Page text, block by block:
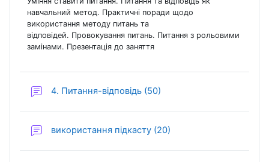
навчальний метод. Практичні поради щодо
використання методу питань та
відповідей. Провокування питань. Питання з рольовими
замінами. Презентація до заняття
4. Питання-відповідь (50)
використання підкасту (20)